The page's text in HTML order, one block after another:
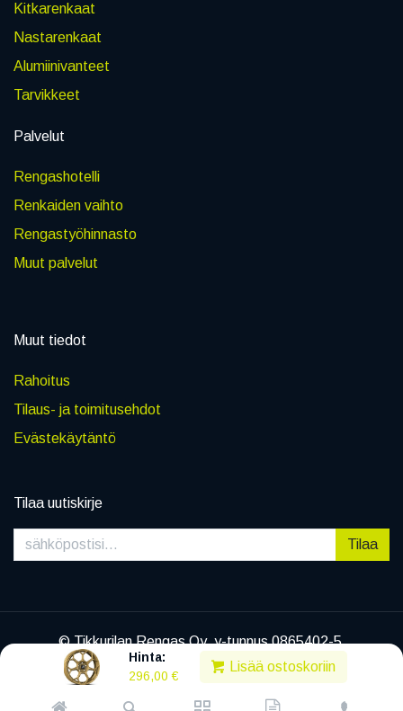
Hinta:
296,00 €
Lisää ostoskoriin
Kitkarenkaat
Nastarenkaat
Alumiinivanteet
Tarvikkeet
Palvelut
Rengashotelli
Renkaiden vaihto
Rengastyöhinnasto
Muut palvelut
Muut tiedot
Rahoitus
Tilaus- ja toimitusehdot
Evästekäytäntö
Tilaa uutiskirje
Tilaa
© Tikkurilan Rengas Oy, y-tunnus 0865402-5
|Tietosuojaseloste
Powered byLegenda EC